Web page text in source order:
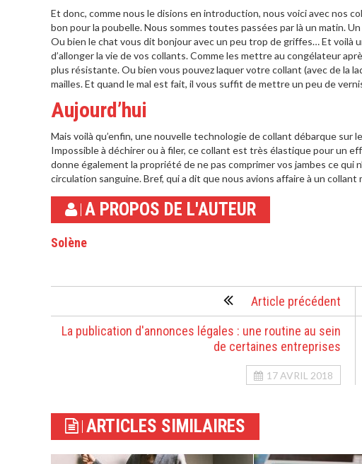
Et donc, comme nous le disions en introduction, nous voici avec nos
bon pour la poubelle. Nous sommes toutes passées par là un matin.
Ou bien le chat vous dit bonjour avec un peu trop de griffes… Et
d’allonger la vie de vos collants. Comme les mettre au congélateur
plus résistante. Ou bien vous pouvez laquer votre collant (avec de la
mailles. Et quand le mal est fait, il vous suffit de mettre un peu de
Aujourd’hui
Mais voilà qu’enfin, une nouvelle technologie de collant débarque sur
Impossible à déchirer ou à filer, ce collant est très élastique pour un
donne également la propriété de ne pas comprimer vos jambes ce
circulation sanguine. Bref, qui a dit que nous avions affaire à un collant
A PROPOS DE L'AUTEUR
Solène
Article précédent
La publication d'annonces légales : une routine au sein
de certaines entreprises
17 AVRIL 2018
ARTICLES SIMILAIRES